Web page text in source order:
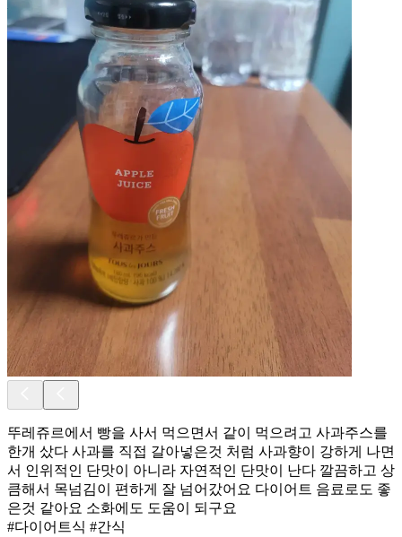
뚜레쥬르에서 빵을 사서 먹으면서 같이 먹으려고 사과주스를
한개 샀다 사과를 직접 갈아넣은것 처럼 사과향이 강하게 나면
서 인위적인 단맛이 아니라 자연적인 단맛이 난다 깔끔하고 상
큼해서 목넘김이 편하게 잘 넘어갔어요 다이어트 음료로도 좋
은것 같아요 소화에도 도움이 되구요
#다이어트식 #간식